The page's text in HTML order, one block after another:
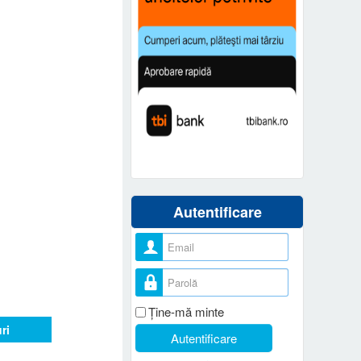
Autentificare
Nume utilizator
Parolă
Ţine-mă minte
Autentificare